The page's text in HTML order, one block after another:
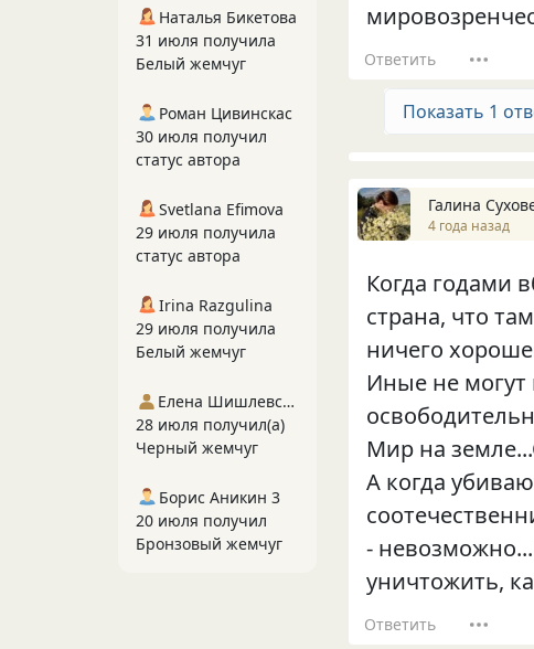
Ответить
Показать 1
Галина
4 года назад
Когда годами
страна, что
ничего
Иные не
Мир на
А когда
-
уничтожить,
Ответить
Наталья Бикетова
31 июля получила
Белый жемчуг
Роман Цивинскас
30 июля получил
статус автора
Svetlana Efimova
29 июля получила
статус автора
Irina Razgulina
29 июля получила
Белый жемчуг
Елена Шишлевская
28 июля получил(а)
Черный жемчуг
Борис Аникин 3
20 июля получил
Бронзовый жемчуг